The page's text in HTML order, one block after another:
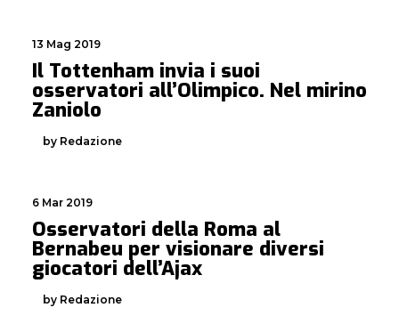
13 Mag 2019
Il Tottenham invia i suoi
osservatori all’Olimpico. Nel mirino
Zaniolo
by Redazione
6 Mar 2019
Osservatori della Roma al
Bernabeu per visionare diversi
giocatori dell’Ajax
by Redazione